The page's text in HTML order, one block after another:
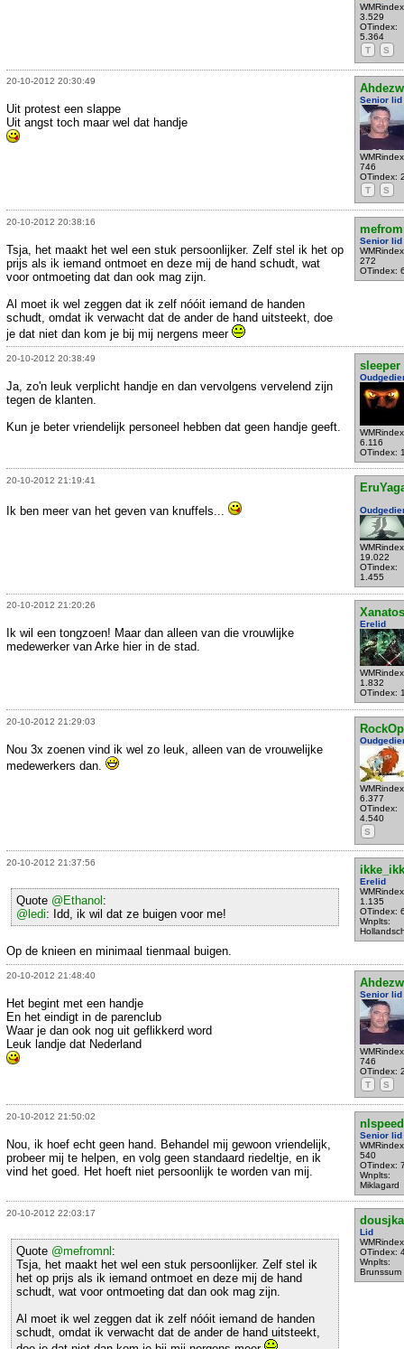
3.529
OTindex:
5.364
T
S
20-10-2012 20:30:49
Senior lid
746
OTindex:
T
S
Uit protest een slappe
Uit angst toch maar wel dat handje
20-10-2012 20:38:16
Senior lid
272
OTindex:
Tsja, het maakt het wel een stuk persoonlijker. Zelf stel ik het op
prijs als ik iemand ontmoet en deze mij de hand schudt, wat
voor ontmoeting dat dan ook mag zijn.
Al moet ik wel zeggen dat ik zelf nóóit iemand de handen
schudt, omdat ik verwacht dat de ander de hand uitsteekt, doe
je dat niet dan kom je bij mij nergens meer
20-10-2012 20:38:49
sleeper
6.116
OTindex:
Ja, zo'n leuk verplicht handje en dan vervolgens vervelend zijn
tegen de klanten.
Kun je beter vriendelijk personeel hebben dat geen handje geeft.
20-10-2012 21:19:41
19.022
OTindex:
1.455
Ik ben meer van het geven van knuffels...
20-10-2012 21:20:26
Xanatos
Erelid
1.832
OTindex:
Ik wil een tongzoen! Maar dan alleen van die vrouwlijke
medewerker van Arke hier in de stad.
20-10-2012 21:29:03
6.377
OTindex:
4.540
S
Nou 3x zoenen vind ik wel zo leuk, alleen van de vrouwelijke
medewerkers dan.
20-10-2012 21:37:56
Erelid
1.135
OTindex:
Wnplts:
Quote @Ethanol :
@ledi: Idd, ik wil dat ze buigen voor me!
Op de knieen en minimaal tienmaal buigen.
20-10-2012 21:48:40
Senior lid
746
OTindex:
T
S
Het begint met een handje
En het eindigt in de parenclub
Waar je dan ook nog uit geflikkerd word
Leuk landje dat Nederland
20-10-2012 21:50:02
nlspeed
Senior lid
540
OTindex:
Wnplts:
Miklagard
Nou, ik hoef echt geen hand. Behandel mij gewoon vriendelijk,
probeer mij te helpen, en volg geen standaard riedeltje, en ik
vind het goed. Het hoeft niet persoonlijk te worden van mij.
20-10-2012 22:03:17
dousjka
Lid
OTindex:
Wnplts:
Brunssum
Quote @mefromnl :
Tsja, het maakt het wel een stuk persoonlijker. Zelf stel ik
het op prijs als ik iemand ontmoet en deze mij de hand
schudt, wat voor ontmoeting dat dan ook mag zijn.
Al moet ik wel zeggen dat ik zelf nóóit iemand de handen
schudt, omdat ik verwacht dat de ander de hand uitsteekt,